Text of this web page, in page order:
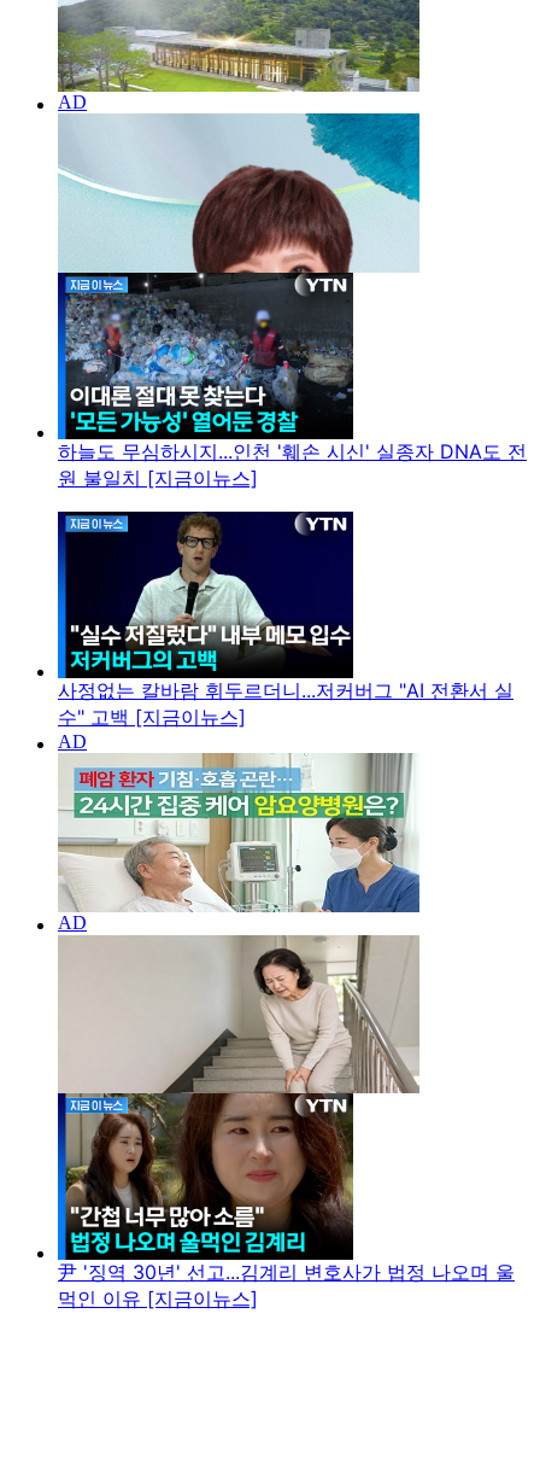
하늘도 무심하시지...인천 '훼손 시신' 실종자 DNA도 전
원 불일치 [지금이뉴스]
사정없는 칼바람 휘두르더니...저커버그 "AI 전환서 실
수" 고백 [지금이뉴스]
尹 '징역 30년' 선고...김계리 변호사가 법정 나오며 울
먹인 이유 [지금이뉴스]